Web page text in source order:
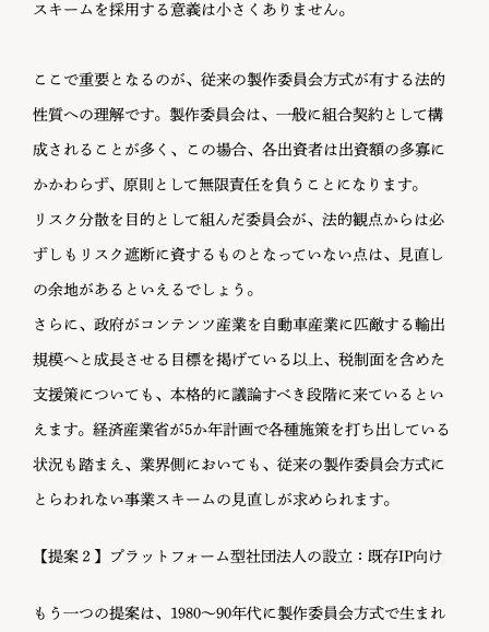
スキームを採用する意義は小さくありません。
ここで重要となるのが、従来の製作委員会方式が有する法的
性質への理解です。製作委員会は、一般に組合契約として構
成されることが多く、この場合、各出資者は出資額の多寡に
かかわらず、原則として無限責任を負うことになります。
リスク分散を目的として組んだ委員会が、法的観点からは必
ずしもリスク遮断に資するものとなっていない点は、見直し
の余地があるといえるでしょう。
さらに、政府がコンテンツ産業を自動車産業に匹敵する輸出
規模へと成長させる目標を掲げている以上、税制面を含めた
支援策についても、本格的に議論すべき段階に来ているとい
えます。経済産業省が5か年計画で各種施策を打ち出している
状況も踏まえ、業界側においても、従来の製作委員会方式に
とらわれない事業スキームの見直しが求められます。
【提案２】プラットフォーム型社団法人の設立：既存IP向け
もう一つの提案は、1980〜90年代に製作委員会方式で生まれ